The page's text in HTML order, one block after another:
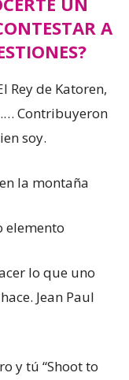
A
Rey de Katoren,
Contribuyeron
soy.
la montaña
elemento
lo que uno
Jean Paul
y tú “Shoot to